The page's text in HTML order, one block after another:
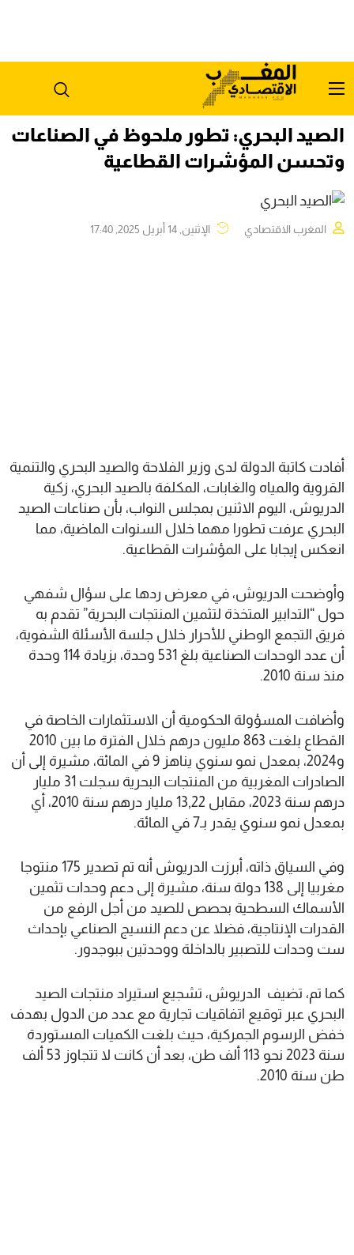
الصيد البحري: تطور ملحوظ في الصناعات
وتحسن المؤشرات القطاعية
المغرب الاقتصادي الإثنين, 14 أبريل 2025, 17:40
أفادت كاتبة الدولة لدى وزير الفلاحة والصيد البحري والتنمية
القروية والمياه والغابات، المكلفة بالصيد البحري، زكية
الدريوش، اليوم الاثنين بمجلس النواب، بأن صناعات الصيد
البحري عرفت تطورا مهما خلال السنوات الماضية، مما
انعكس إيجابا على المؤشرات القطاعية.
وأوضحت الدريوش، في معرض ردها على سؤال شفهي
حول “التدابير المتخذة لتثمين المنتجات البحرية” تقدم به
فريق التجمع الوطني للأحرار خلال جلسة الأسئلة الشفوية،
أن عدد الوحدات الصناعية بلغ 531 وحدة، بزيادة 114 وحدة
منذ سنة 2010.
وأضافت المسؤولة الحكومية أن الاستثمارات الخاصة في
القطاع بلغت 863 مليون درهم خلال الفترة ما بين 2010
و2024، بمعدل نمو سنوي يناهز 9 في المائة، مشيرة إلى أن
الصادرات المغربية من المنتجات البحرية سجلت 31 مليار
درهم سنة 2023، مقابل 13,22 مليار درهم سنة 2010، أي
بمعدل نمو سنوي يقدر بـ7 في المائة.
وفي السياق ذاته، أبرزت الدريوش أنه تم تصدير 175 منتوجا
مغربيا إلى 138 دولة سنة، مشيرة إلى دعم وحدات تثمين
الأسماك السطحية بحصص للصيد من أجل الرفع من
القدرات الإنتاجية، فضلا عن دعم النسيج الصناعي بإحداث
ست وحدات للتصبير بالداخلة ووحدتين ببوجدور.
كما تم، تضيف الدريوش، تشجيع استيراد منتجات الصيد
البحري عبر توقيع اتفاقيات تجارية مع عدد من الدول بهدف
خفض الرسوم الجمركية، حيث بلغت الكميات المستوردة
سنة 2023 نحو 113 ألف طن، بعد أن كانت لا تتجاوز 53 ألف
طن سنة 2010.